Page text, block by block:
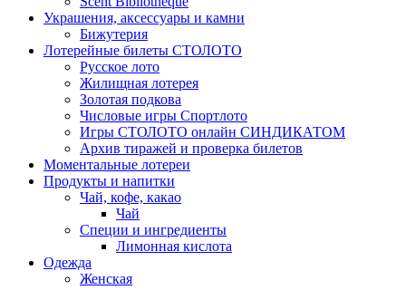
Украшения, аксессуары и камни
Бижутерия
Лотерейные билеты СТОЛОТО
Русское лото
Жилищная лотерея
Золотая подкова
Числовые игры Спортлото
Игры СТОЛОТО онлайн СИНДИКАТОМ
Архив тиражей и проверка билетов
Моментальные лотереи
Продукты и напитки
Чай, кофе, какао
Чай
Специи и ингредиенты
Лимонная кислота
Одежда
Женская